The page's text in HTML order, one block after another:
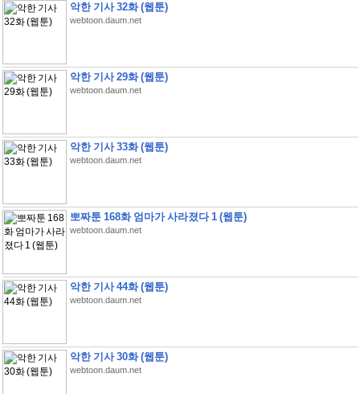
악한 기사 32화 (웹툰)
webtoon.daum.net
악한 기사 29화 (웹툰)
webtoon.daum.net
악한 기사 33화 (웹툰)
webtoon.daum.net
뽀짜툰 168화 엄마가 사라졌다 1 (웹툰)
webtoon.daum.net
악한 기사 44화 (웹툰)
webtoon.daum.net
악한 기사 30화 (웹툰)
webtoon.daum.net